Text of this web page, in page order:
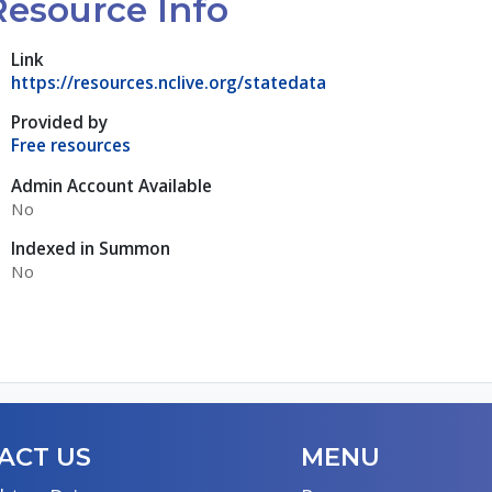
Info
Link
https://resources.nclive.org/statedata
Provided by
Free resources
Admin Account Available
No
Indexed in Summon
No
US MENU